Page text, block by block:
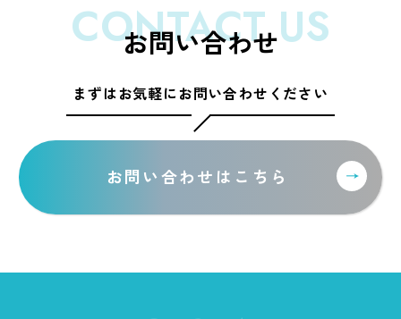
CONTACT US
お問い合わせ
まずはお気軽にお問い合わせください
お問い合わせはこちら